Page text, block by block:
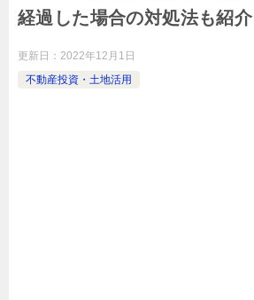
経過した場合の対処法も紹介
更新日： 2022年12月1日
不動産投資・土地活用